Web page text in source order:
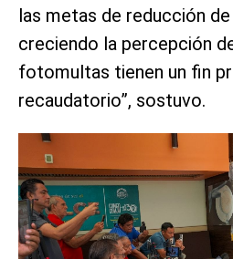
las metas de reducción
creciendo la percepción
fotomultas tienen un fin
recaudatorio”, sostuvo.